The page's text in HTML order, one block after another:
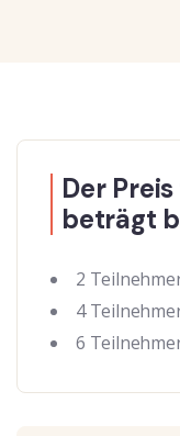
Der
beträgt
2
4
6